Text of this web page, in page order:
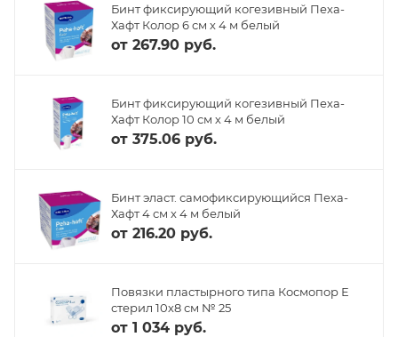
Бинт фиксирующий когезивный Пеха-
Хафт Колор 6 см х 4 м белый
от 267.90 руб.
Бинт фиксирующий когезивный Пеха-
Хафт Колор 10 см х 4 м белый
от 375.06 руб.
Бинт эласт. самофиксирующийся Пеха-
Хафт 4 см х 4 м белый
от 216.20 руб.
Повязки пластырного типа Космопор Е
стерил 10х8 см № 25
от 1 034 руб.